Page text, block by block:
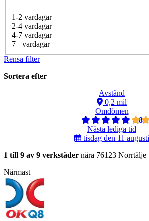
1-2 vardagar
2-4 vardagar
4-7 vardagar
7+ vardagar
Rensa filter
Sortera efter
Avstånd
0,2 mil
Omdömen
4,8
Nästa lediga tid
tisdag den 11 augusti
1 till 9 av 9 verkstäder nära 76123 Norrtälje
Närmast